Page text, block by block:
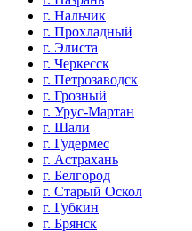
г. Нальчик
г. Прохладный
г. Элиста
г. Черкесск
г. Петрозаводск
г. Грозный
г. Урус-Мартан
г. Шали
г. Гудермес
г. Астрахань
г. Белгород
г. Старый Оскол
г. Губкин
г. Брянск